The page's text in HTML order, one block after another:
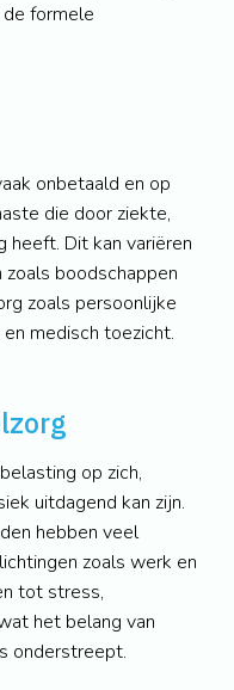
formele
onbetaald en op
die door ziekte,
heeft. Dit kan variëren
boodschappen
zoals persoonlijke
medisch toezicht.
op zich,
uitdagend kan zijn.
hebben veel
zoals werk en
tot stress,
het belang van
onderstreept.